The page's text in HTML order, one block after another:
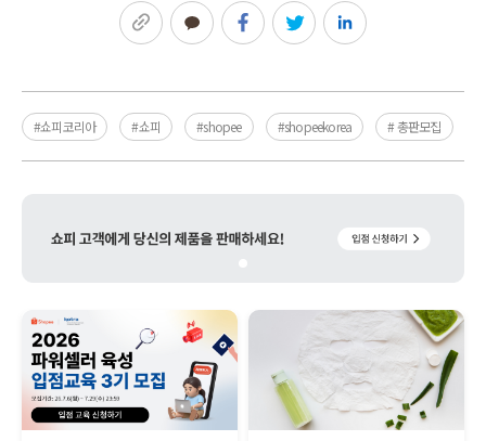
링크복사카카오톡페이스북트위터링크드인
#쇼피코리아 #쇼피 #shopee #shopeekorea # 총판모집